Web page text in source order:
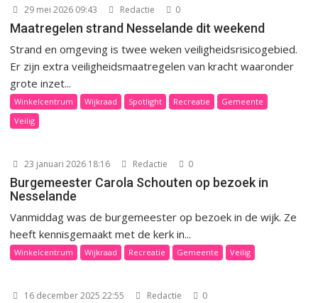
29 mei 2026 09:43 Redactie 0
Maatregelen strand Nesselande dit weekend
Strand en omgeving is twee weken veiligheidsrisicogebied.
Er zijn extra veiligheidsmaatregelen van kracht waaronder
grote inzet...
Winkelcentrum Wijkraad Spotlight Recreatie
Gemeente
Veilig
23 januari 2026 18:16 Redactie 0
Burgemeester Carola Schouten op bezoek in
Nesselande
Vanmiddag was de burgemeester op bezoek in de wijk. Ze
heeft kennisgemaakt met de kerk in...
Winkelcentrum Wijkraad Recreatie Gemeente Veilig
16 december 2025 22:55 Redactie 0